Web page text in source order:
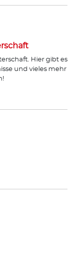
Hier gibt es
und vieles mehr